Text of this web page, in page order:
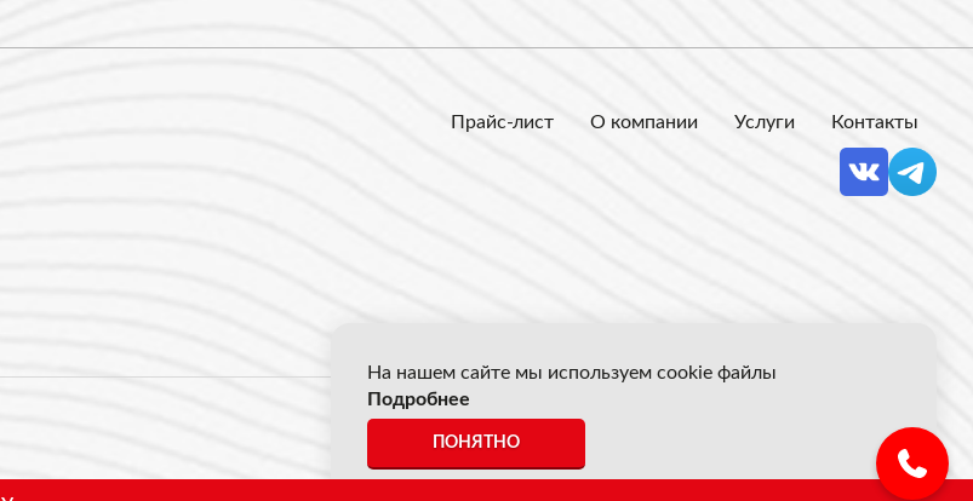
Прайс-лист О компании Услуги Контакты
© 2026 Акрон Скрап
*Все цены указанные на сайте не являются публичной офертой.
На нашем сайте мы используем cookie файлы
Подробнее
ПОНЯТНО